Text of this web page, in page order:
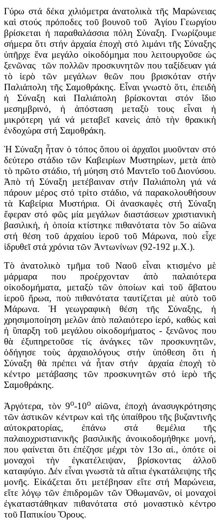
Γύρω στά δέκα χιλιόμετρα ἀνατολικὰ τῆς Μαρώνειας
καὶ στούς πρόποδες τοῦ βουνοῦ τοῦ Ἁγίου Γεωργίου
βρίσκεται ἡ παραθαλάσσια πόλη Σύναξη. Γνωρίζουμε
σήμερα ὅτι στήν ἀρχαία ἐποχὴ στό λιμάνι τῆς Σύναξης
ὑπῆρχε ἕνα μεγάλο οἰκοδόμημα που λειτουργοῦσε ὡς
ξενῶνας τῶν πολλῶν προσκυνητῶν που ταξίδευαν γιά
τὸ ἱερὸ τῶν μεγάλων θεῶν που βρισκόταν στήν
Παλιάπολη τῆς Σαμοθράκης. Εἶναι γνωστὸ ὅτι, ἐπειδὴ
ἡ Σύναξη καὶ Παλιάπολη βρίσκονται στόν ἴδιο
μεσημβρινό, ἡ ἀπόσταση μεταξὺ τους εἶναι ἡ
μικρότερη γιά νά μεταβεῖ κανεὶς ἀπὸ τὴν θρακικὴ
ἐνδοχώρα στή Σαμοθράκη.
Ἡ Σύναξη ἦταν ὁ τόπος ὅπου οἱ ἀρχαῖοι μυοῦνταν στό
δεύτερο στάδιο τῶν Καβειρίων Μυστηρίων, μετὰ ἀπὸ
τὸ πρῶτο στάδιο, τή μύηση στό Μαντεῖο τοῦ Διονύσου.
Ἀπὸ τή Σύναξη μετέβαιναν στήν Παλιάπολη γιά νά
πάρουν μέρος στό τρίτο στάδιο, νά παρακολουθήσουν
τὰ Καβείρια Μυστήρια. Οἱ ἀνασκαφὲς στή Σύναξη
ἔφεραν στό φῶς μία μεγάλων διαστάσεων χριστιανικὴ
βασιλική, ἡ ὁποία κτίστηκε πιθανότατα τὸν 5ο αἰῶνα
στή θέση τοῦ ἀρχαίου ἱεροῦ τοῦ Μάρωνα, ποὺ εἶχε
ἱδρυθεῖ στά χρόνια τῶν Ἀντωνίνων (92-192 μ.Χ.).
Τὸ ἀνατολικὸ τμῆμα τοῦ Ναοῦ εἶναι κτισμένο μὲ
μάρμαρα που προέρχονταν ἀπὸ παλαιότερα
οἰκοδομήματα, μεταξὺ τῶν ὁποίων καὶ τοῦ ἄβατου
ἱεροῦ ἥρωα, ποὺ πιθανότατα ταυτίζεται μὲ αὐτὸ τοῦ
Μάρωνα. Ἡ γεωγραφικὴ θέση τῆς Σύναξης, ἡ
χρησιμοποίηση μελῶν ἀπὸ παλαιότερο ἱερό, καθὼς καὶ
ἡ ὓπαρξη τοῦ μεγάλου οἰκοδομήματος - ξενῶνος που
θὰ ἐξυπηρετοῦσε τίς ἀνάγκες τῶν προσκυνητῶν,
ὁδήγησε τοὺς ἀρχαιολόγους στήν ὑπόθεση ὅτι ἡ
Σύναξη θὰ πρέπει νά ἦταν στήν ἀρχαία ἐποχὴ τὸ
κέντρο μετάβασης τῶν προσκυνητῶν στό ἱερὸ τῆς
Σαμοθράκης.
Ἀργότερα, τὸν 9ο-10ο αἰῶνα, ἐποχὴ ἀνασυγκρότησης
τῶν ἀστικῶν κέντρων καὶ τῆς ὑπαίθρου τῆς βυζαντινῆς
αὐτοκρατορίας, ἐπάνω στά θεμέλια τῆς
παλαιοχριστιανικῆς βασιλικῆς ἀνοικοδομήθηκε μονή,
που φαίνεται ὅτι ἐπέζησε μέχρι τὸν 13ο αἰ., ὁπότε οἱ
μοναχοὶ τὴν ἐγκατέλειψαν, βρίσκοντας ἀλλοῦ
καταφύγιο. Δέν εἶναι γνωστὰ τὰ αἴτια ἐγκατάλειψης τῆς
μονῆς. Εἰκάζεται ὅτι μετέβησαν εἴτε στή Μαρώνεια,
εἴτε λόγῳ τῶν ἐπιδρομῶν τῶν Ὀθωμανῶν, οἱ μοναχοὶ
ἐγκαταστάθηκαν πιθανότατα στό μοναστικὸ κέντρο
τοῦ Παπικίου Ὅρους.